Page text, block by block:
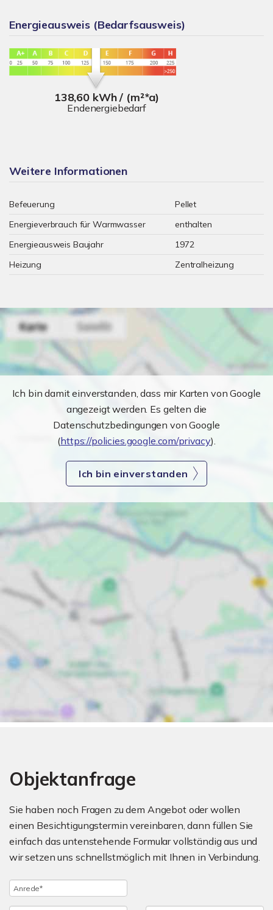
Energieausweis (Bedarfsausweis)
138,60 kWh / (m²*a)
Endenergiebedarf
Weitere Informationen
Befeuerung
Pellet
Energieverbrauch für Warmwasser
enthalten
Energieausweis Baujahr
1972
Heizung
Zentralheizung
Ich bin damit einverstanden, dass mir Karten von Google
angezeigt werden. Es gelten die
Datenschutzbedingungen von Google
(https://policies.google.com/privacy).
Ich bin einverstanden
Objektanfrage
Sie haben noch Fragen zu dem Angebot oder wollen
einen Besichtigungstermin vereinbaren, dann füllen Sie
einfach das untenstehende Formular vollständig aus und
wir setzen uns schnellstmöglich mit Ihnen in Verbindung.